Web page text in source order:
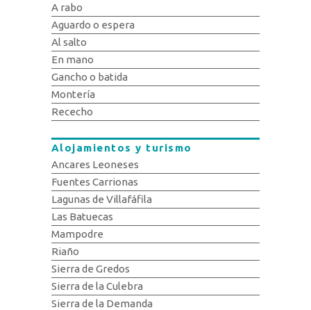
A rabo
Aguardo o espera
Al salto
En mano
Gancho o batida
Montería
Rececho
Alojamientos y turismo
Ancares Leoneses
Fuentes Carrionas
Lagunas de Villafáfila
Las Batuecas
Mampodre
Riaño
Sierra de Gredos
Sierra de la Culebra
Sierra de la Demanda